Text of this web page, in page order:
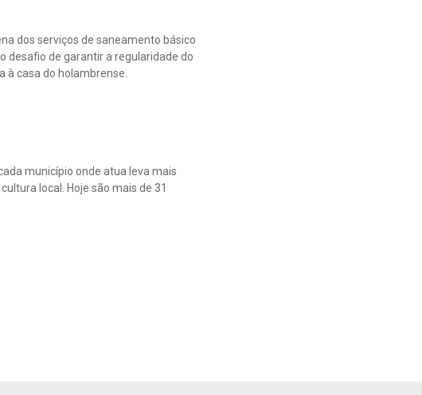
dos serviços de saneamento básico
desafio de garantir a regularidade do
à casa do holambrense.
município onde atua leva mais
local. Hoje são mais de 31